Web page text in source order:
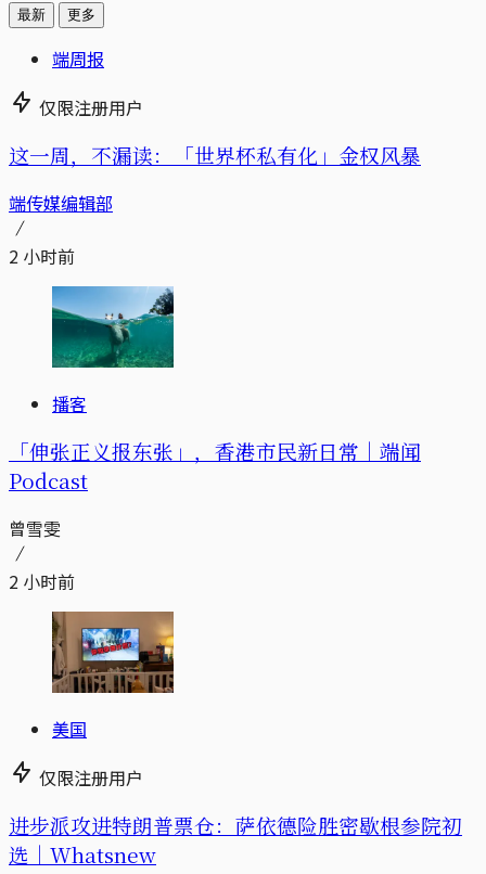
最新 更多
端周报
仅限注册用户
这一周，不漏读：「世界杯私有化」金权风暴
端传媒编辑部
2 小时前
播客
「伸张正义报东张」，香港市民新日常｜端闻
Podcast
曾雪雯
2 小时前
美国
仅限注册用户
进步派攻进特朗普票仓：萨依德险胜密歇根参院初
选｜Whatsnew